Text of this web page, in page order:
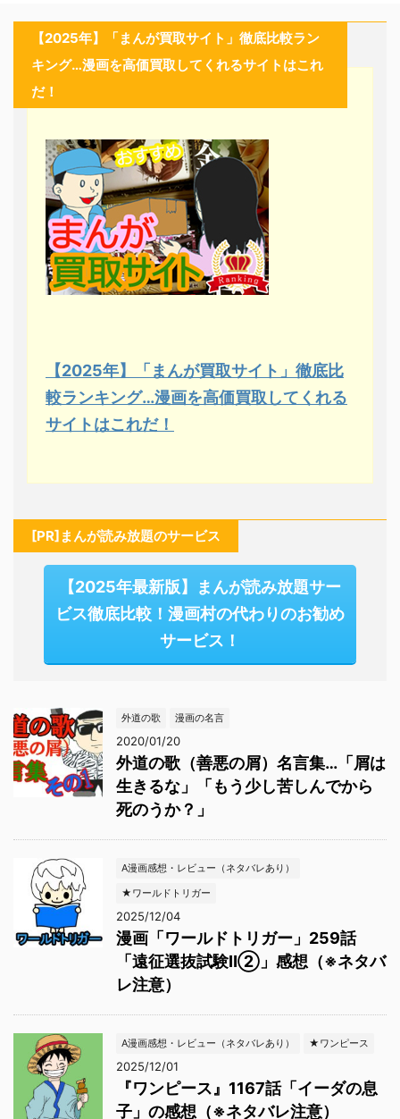
【2025年】「まんが買取サイト」徹底比較ラン
キング…漫画を高価買取してくれるサイトはこれ
だ！
【2025年】「まんが買取サイト」徹底比
較ランキング…漫画を高価買取してくれる
サイトはこれだ！
[PR]まんが読み放題のサービス
【2025年最新版】まんが読み放題サー
ビス徹底比較！漫画村の代わりのお勧め
サービス！
外道の歌 漫画の名言
2020/01/20
外道の歌（善悪の屑）名言集…「屑は
生きるな」「もう少し苦しんでから
死のうか？」
A漫画感想・レビュー（ネタバレあり）
★ワールドトリガー
2025/12/04
漫画「ワールドトリガー」259話
「遠征選抜試験Ⅱ②」感想（※ネタバ
レ注意）
A漫画感想・レビュー（ネタバレあり） ★ワンピース
2025/12/01
『ワンピース』1167話「イーダの息
子」の感想（※ネタバレ注意）